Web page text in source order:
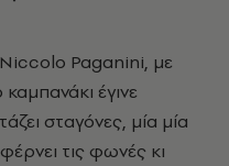
Paganini, με
καμπανάκι έγινε
σταγόνες, μία μία
τις φωνές κι